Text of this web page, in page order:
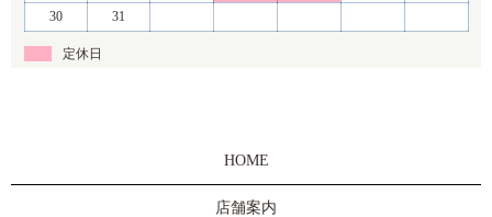
30
31
定休日
HOME
店舗案内